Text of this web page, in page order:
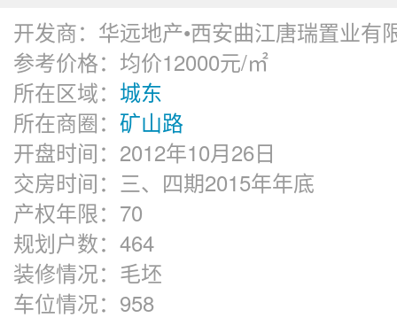
开发商： 华远地产•西安曲江唐瑞置业有
参考价格： 均价12000元/㎡
所在区域： 城东
所在商圈： 矿山路
开盘时间： 2012年10月26日
交房时间： 三、四期2015年年底
产权年限： 70
规划户数： 464
装修情况： 毛坯
车位情况： 958